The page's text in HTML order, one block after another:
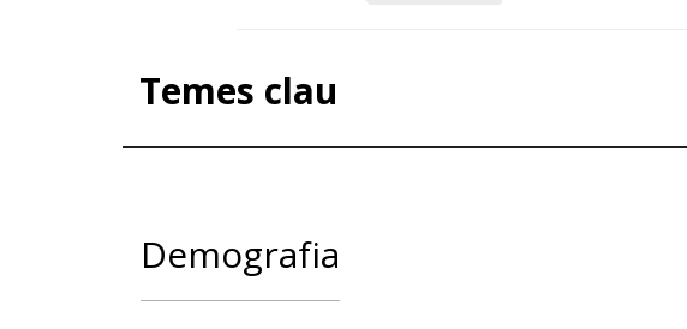
Temes clau
Demografia